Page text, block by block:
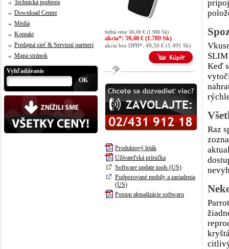
Technická podpora
Download Center
Médiá
Kontakt
Predajná sieť & Servisní partneri
Mapa stránok
Vyhľadávanie
OK
bežná cena: 66,00 € (1.988 Sk)
akcia*: 59,40 € (1.789 Sk)
akcia bez DPH*: 49,50 € (1.491 Sk)
Produktový leták
Užívateľská príručka
Software update tools (US)
Podporované mobily a zariadenia
(US)
Postup aktualizácie softwaru
Keď
Raz